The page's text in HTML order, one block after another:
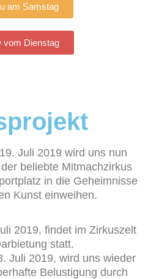
am Samstag
vom Dienstag
Juli 2019 wird uns nun
beliebte Mitmachzirkus
in die Geheimnisse
Kunst einweihen.
2019, findet im Zirkuszelt
statt.
Juli 2019, wird uns wieder
Belustigung durch